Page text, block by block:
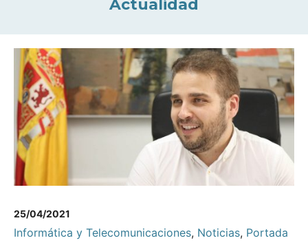
Actualidad
25/04/2021
Informática y Telecomunicaciones, Noticias, Portada